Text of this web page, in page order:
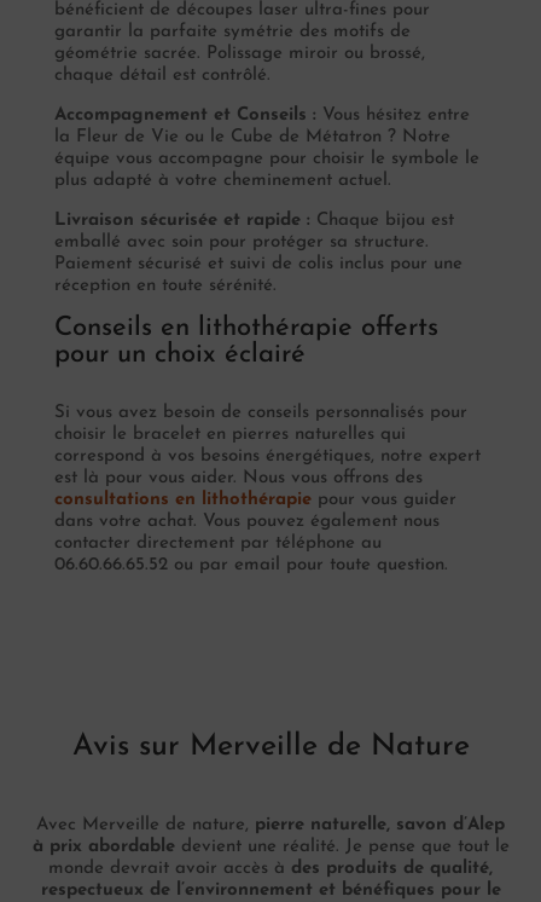
bénéficient de découpes laser ultra-fines pour
garantir la parfaite symétrie des motifs de
géométrie sacrée. Polissage miroir ou brossé,
chaque détail est contrôlé.
Accompagnement et Conseils : Vous hésitez entre
la Fleur de Vie ou le Cube de Métatron ? Notre
équipe vous accompagne pour choisir le symbole le
plus adapté à votre cheminement actuel.
Livraison sécurisée et rapide : Chaque bijou est
emballé avec soin pour protéger sa structure.
Paiement sécurisé et suivi de colis inclus pour une
réception en toute sérénité.
Conseils en lithothérapie offerts
pour un choix éclairé
Si vous avez besoin de conseils personnalisés pour
choisir le bracelet en pierres naturelles qui
correspond à vos besoins énergétiques, notre expert
est là pour vous aider. Nous vous offrons des
consultations en lithothérapiepour vous guider
dans votre achat. Vous pouvez également nous
contacter directement par téléphone au
06.60.66.65.52 ou par email pour toute question.
Avis sur Merveille de Nature
Avec Merveille de nature, pierre naturelle, savon d’Alep
à prix abordabledevient une réalité. Je pense que tout le
monde devrait avoir accès à des produits de qualité,
respectueux de l’environnement et bénéfiques pour le